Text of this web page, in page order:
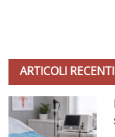
ARTICOLI RECENTI